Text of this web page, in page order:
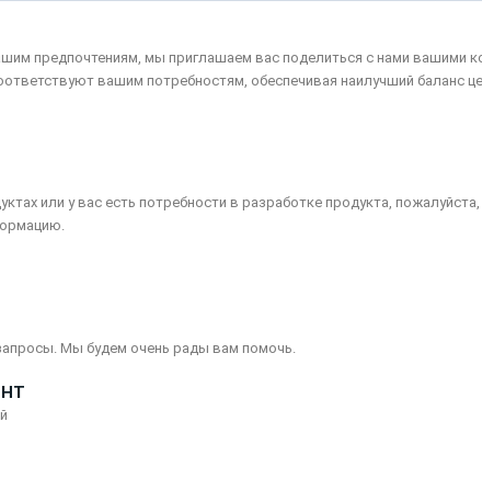
предпочтениям, мы приглашаем вас поделиться с нами
вашим потребностям, обеспечивая наилучший
или у вас есть потребности в разработке продукта,
Мы будем очень рады вам помочь.